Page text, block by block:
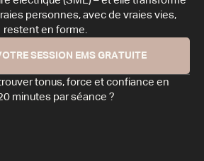
personnes, avec de vraies vies,
restent en forme.
SESSION EMS GRATUITE
tonus, force et confiance en
minutes par séance ?